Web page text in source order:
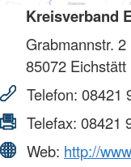
Kreisverband
Grabmannstr. 2
85072 Eichstätt
Telefon: 08421
Telefax: 08421
Web: http://